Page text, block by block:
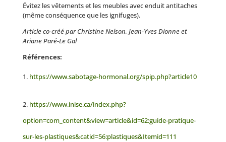
Évitez les vêtements et les meubles avec enduit antitaches
(même conséquence que les ignifuges).
Article co-créé par Christine Nelson, Jean-Yves Dionne et
Ariane Paré-Le Gal
Références:
https://www.sabotage-hormonal.org/spip.php?article10
https://www.inise.ca/index.php?
option=com_content&view=article&id=62:guide-pratique-
sur-les-plastiques&catid=56:plastiques&Itemid=111